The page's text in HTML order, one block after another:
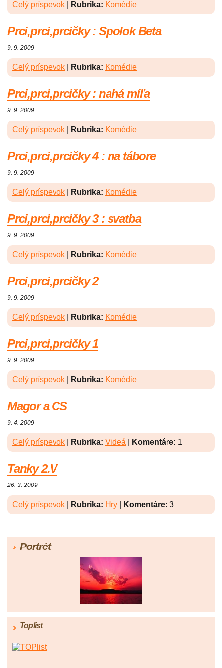
Celý príspevok Rubrika: Komédie
Prci,prci,prcičky : Spolok Beta
9. 9. 2009
Celý príspevok Rubrika: Komédie
Prci,prci,prcičky : nahá míľa
9. 9. 2009
Celý príspevok Rubrika: Komédie
Prci,prci,prcičky 4 : na tábore
9. 9. 2009
Celý príspevok Rubrika: Komédie
Prci,prci,prcičky 3 : svatba
9. 9. 2009
Celý príspevok Rubrika: Komédie
Prci,prci,prcičky 2
9. 9. 2009
Celý príspevok Rubrika: Komédie
Prci,prci,prcičky 1
9. 9. 2009
Celý príspevok Rubrika: Komédie
Magor a CS
9. 4. 2009
Celý príspevok Rubrika: Videá Komentáre: 1
Tanky 2.V
26. 3. 2009
Celý príspevok Rubrika: Hry Komentáre: 3
Portrét
Toplist